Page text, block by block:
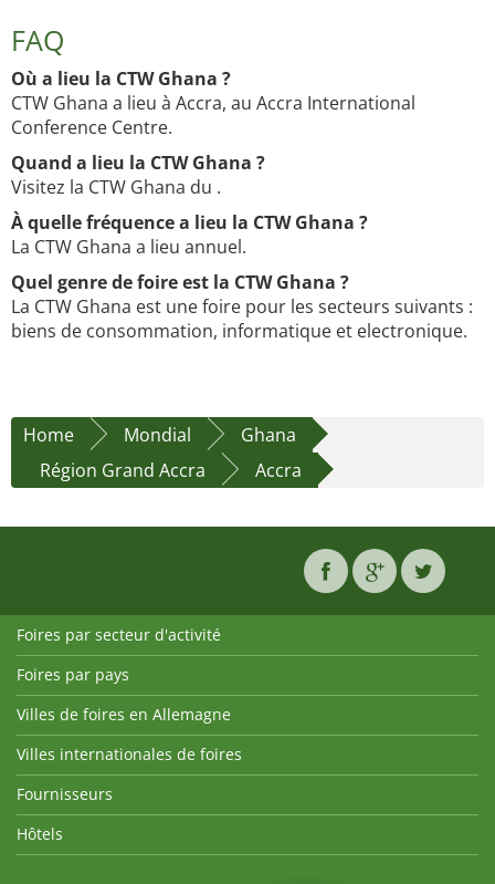
FAQ
Où a lieu la CTW Ghana ?
CTW Ghana a lieu à Accra, au Accra International
Conference Centre.
Quand a lieu la CTW Ghana ?
Visitez la CTW Ghana du .
À quelle fréquence a lieu la CTW Ghana ?
La CTW Ghana a lieu annuel.
Quel genre de foire est la CTW Ghana ?
La CTW Ghana est une foire pour les secteurs suivants :
biens de consommation, informatique et electronique.
Home Mondial
Ghana
Région Grand Accra
Accra
Foires par secteur d'activité
Foires par pays
Villes de foires en Allemagne
Villes internationales de foires
Fournisseurs
Hôtels